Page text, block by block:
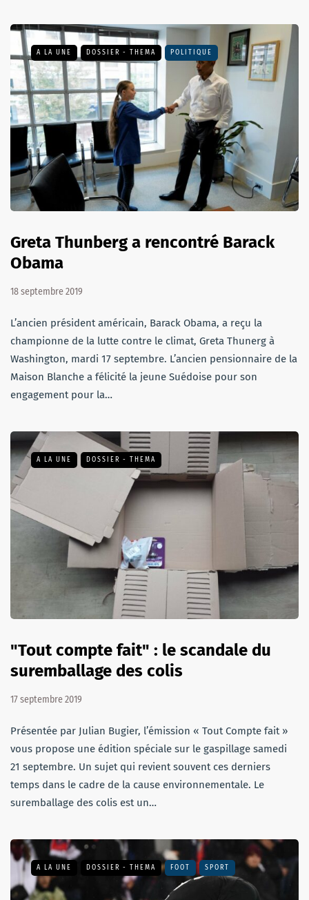
A LA UNE DOSSIER - THEMA POLITIQUE
Greta Thunberg a rencontré Barack
Obama
18 septembre 2019
L’ancien président américain, Barack Obama, a reçu la
championne de la lutte contre le climat, Greta Thunerg à
Washington, mardi 17 septembre. L’ancien pensionnaire de la
Maison Blanche a félicité la jeune Suédoise pour son
engagement pour la…
A LA UNE DOSSIER - THEMA
"Tout compte fait" : le scandale du
suremballage des colis
17 septembre 2019
Présentée par Julian Bugier, l’émission « Tout Compte fait »
vous propose une édition spéciale sur le gaspillage samedi
21 septembre. Un sujet qui revient souvent ces derniers
temps dans le cadre de la cause environnementale. Le
suremballage des colis est un…
A LA UNE DOSSIER - THEMA FOOT SPORT